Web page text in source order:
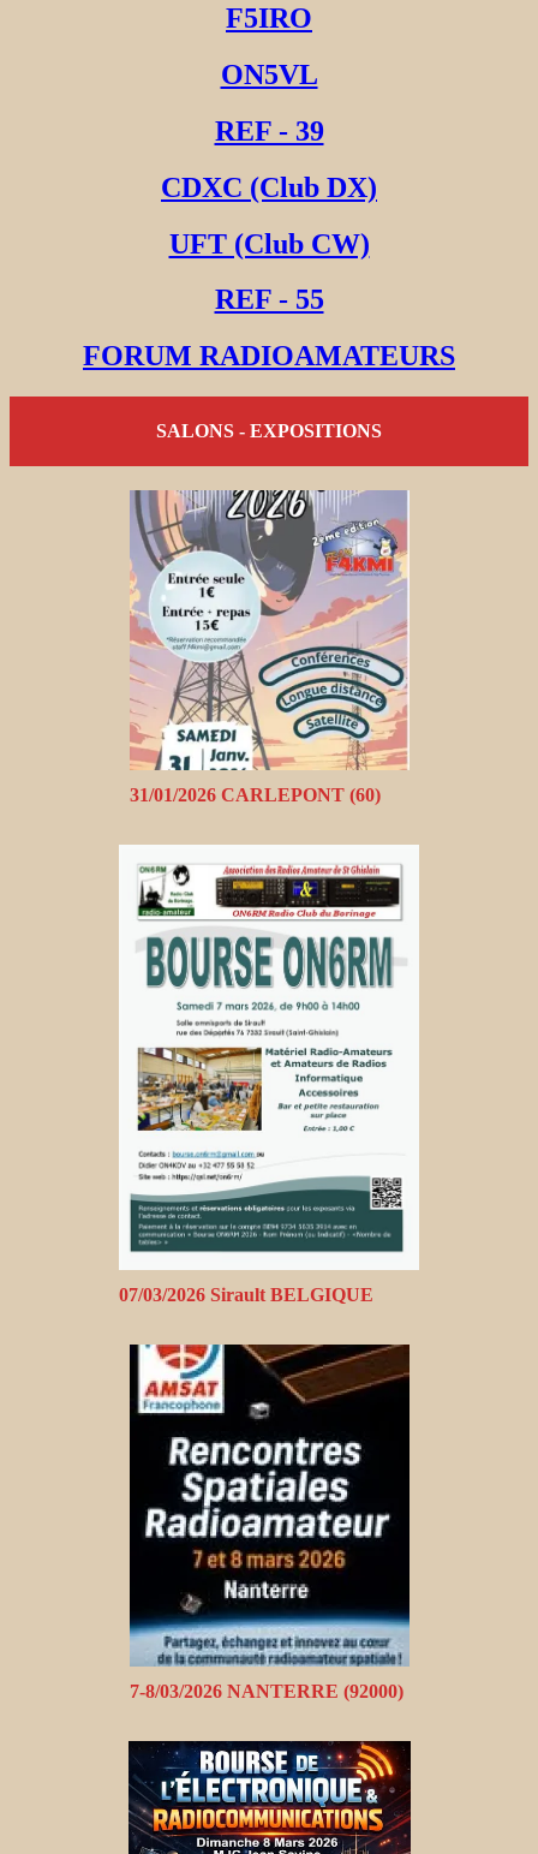
F5IRO
ON5VL
REF - 39
CDXC (Club DX)
UFT (Club CW)
REF - 55
FORUM RADIOAMATEURS
SALONS - EXPOSITIONS
31/01/2026 CARLEPONT (60)
07/03/2026 Sirault BELGIQUE
7-8/03/2026 NANTERRE (92000)